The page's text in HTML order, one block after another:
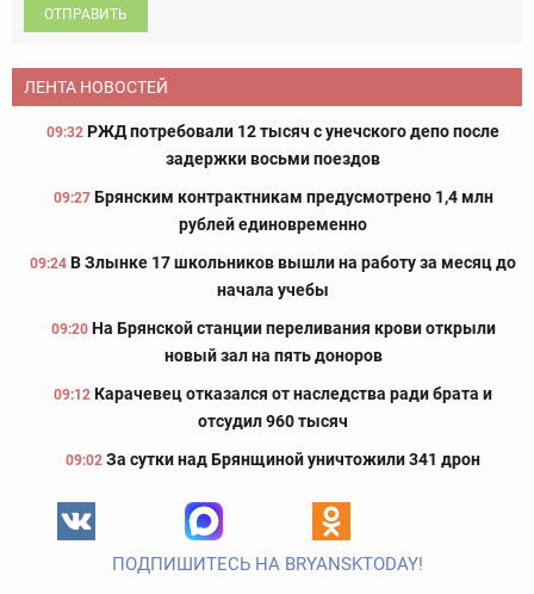
ОТПРАВИТЬ
ЛЕНТА НОВОСТЕЙ
09:32 РЖД потребовали 12 тысяч с унечского депо после
задержки восьми поездов
09:27 Брянским контрактникам предусмотрено 1,4 млн
рублей единовременно
09:24 В Злынке 17 школьников вышли на работу за месяц до
начала учебы
09:20 На Брянской станции переливания крови открыли
новый зал на пять доноров
09:12 Карачевец отказался от наследства ради брата и
отсудил 960 тысяч
09:02 За сутки над Брянщиной уничтожили 341 дрон
ПОДПИШИТЕСЬ НА BRYANSKTODAY!